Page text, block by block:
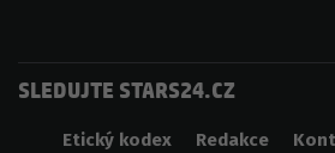
SLEDUJTE STARS24.CZ
Etický kodex Redakce